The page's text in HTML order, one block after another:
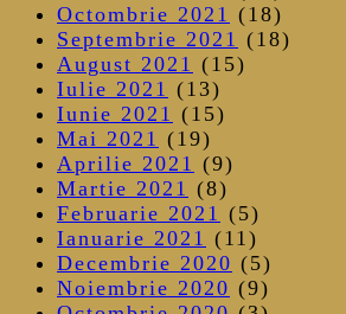
Octombrie 2021 (18)
Septembrie 2021 (18)
August 2021 (15)
Iulie 2021 (13)
Iunie 2021 (15)
Mai 2021 (19)
Aprilie 2021 (9)
Martie 2021 (8)
Februarie 2021 (5)
Ianuarie 2021 (11)
Decembrie 2020 (5)
Noiembrie 2020 (9)